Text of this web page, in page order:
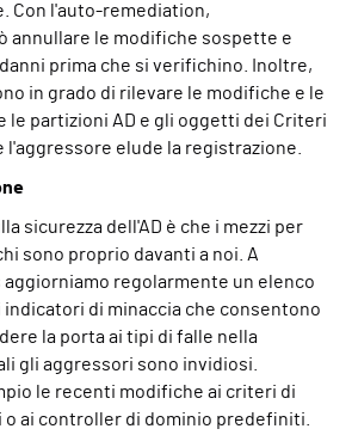
Con l'auto-remediation,
annullare le modifiche sospette e
prima che si verifichino. Inoltre,
in grado di rilevare le modifiche e le
le partizioni AD e gli oggetti dei Criteri
l'aggressore elude la registrazione.
sicurezza dell'AD è che i mezzi per
sono proprio davanti a noi. A
aggiorniamo regolarmente un elenco
indicatori di minaccia che consentono
la porta ai tipi di falle nella
gli aggressori sono invidiosi.
le recenti modifiche ai criteri di
ai controller di dominio predefiniti.